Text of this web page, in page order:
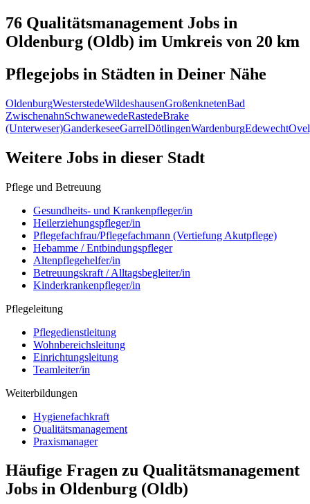
76 Qualitätsmanagement Jobs in
Oldenburg (Oldb) im Umkreis von 20 km
Pflegejobs in Städten in Deiner Nähe
OldenburgWesterstedeWildeshausenGroßenknetenBad
ZwischenahnSchwanewedeRastedeBrake
(Unterweser)GanderkeseeGarrelDötlingenWardenburgEdewecht
Weitere Jobs in dieser Stadt
Pflege und Betreuung
Gesundheits- und Krankenpfleger/in
Heilerziehungspfleger/in
Pflegefachfrau/Pflegefachmann (Vertiefung Akutpflege)
Hebamme / Entbindungspfleger
Altenpflegehelfer/in
Betreuungskraft / Alltagsbegleiter/in
Kinderkrankenpfleger/in
Pflegeleitung
Pflegedienstleitung
Wohnbereichsleitung
Einrichtungsleitung
Teamleiter/in
Weiterbildungen
Hygienefachkraft
Qualitätsmanagement
Praxismanager
Häufige Fragen zu Qualitätsmanagement
Jobs in Oldenburg (Oldb)